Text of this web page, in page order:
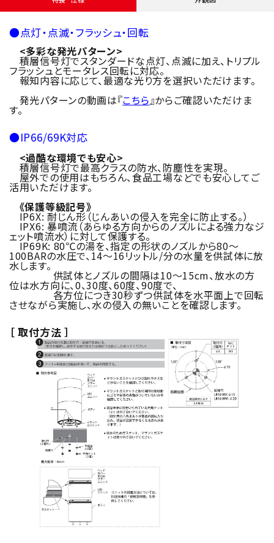
●点灯・点滅・フラッシュ・回転
<多彩な発光パターン>
積層信号灯でスタンダードな点灯、点滅に加え、トリプル
フラッシュとモータレス回転に対応。
報知内容に応じて、最適な光り方を選択いただけます。
発光パターンの動画は『こちら 』からご確認いただけま
す。
●IP66/69K対応
<過酷な環境でも安心>
積層信号灯で最高クラスの防水、防塵性を実現。
屋外での使用はもちろん、食品工場などでも安心してご
活用いただけます。
《保護等級記号》
IP6X: 耐じん形（じんあいの侵入を完全に防止する。）
IPX6: 暴噴流（あらゆる方向からのノズルによる強力なジ
ェット噴流水）に対して保護する。
IP69K: 80℃の湯を、指定の形状のノズルから80～
100BARの水圧で、14～16リットル/分の水量を供試体に放
水します。
供試体とノズルの間隔は10～15cm、放水の方
位は水方向に、0、30度、60度、90度で、
各方位につき30秒ずつ供試体を水平面上で回転
させながら実施し、水の侵入の無いことを確認します。
［ 取付方法 ］